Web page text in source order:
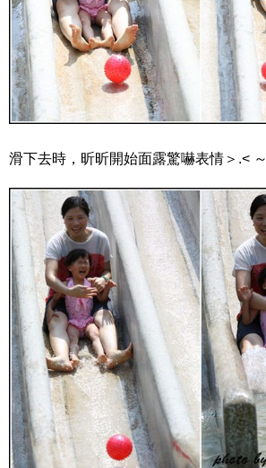
滑下去時，昕昕開始面露驚嚇表情＞.< ～